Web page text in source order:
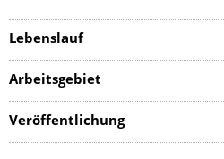
Lebenslauf
Arbeitsgebiet
Veröffentlichung